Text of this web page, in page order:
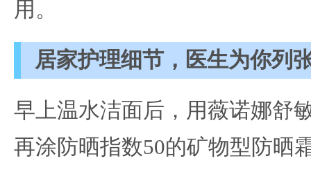
用。
居家护理细节，医生为你列
早上温水洁面后，用薇诺娜舒
再涂防晒指数50的矿物型防晒